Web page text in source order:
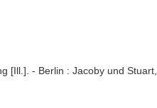
[Ill.]. - Berlin : Jacoby und Stuart,